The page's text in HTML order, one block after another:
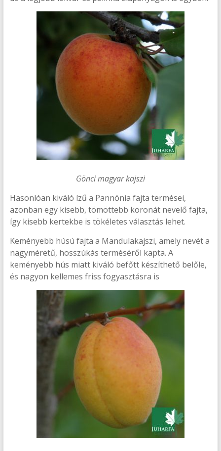
Gönci magyar kajszi
Hasonlóan kiváló ízű a Pannónia fajta termései,
azonban egy kisebb, tömöttebb koronát nevelő fajta,
így kisebb kertekbe is tökéletes választás lehet.
Keményebb húsú fajta a Mandulakajszi, amely nevét a
nagyméretű, hosszúkás terméséről kapta. A
keményebb hús miatt kiváló befőtt készíthető belőle,
és nagyon kellemes friss fogyasztásra is